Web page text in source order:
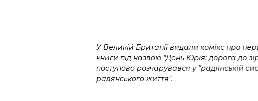
У Великій Британії видали комікс про
книги під назвою "День Юрія: дорога до
поступово розчарувався у "радянській
радянського життя".